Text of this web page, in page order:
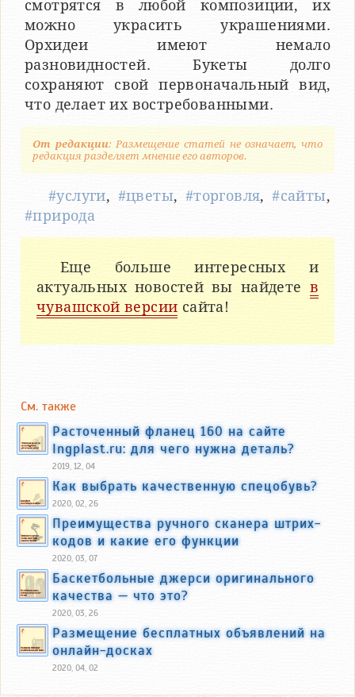
смотрятся в любой композиции, их
можно украсить украшениями.
Орхидеи имеют немало
разновидностей. Букеты долго
сохраняют свой первоначальный вид,
что делает их востребованными.
От редакции: Размещение статей не означает, что
редакция разделяет мнение его авторов.
#услуги, #цветы, #торговля,#сайты,
#природа
Еще больше интересных и
актуальных новостей вы найдете в
чувашской версии сайта!
См. также
Расточенный фланец 160 на сайте
Ingplast.ru: для чего нужна деталь?
2019, 12, 04
Как выбрать качественную спецобувь?
2020, 02, 26
Преимущества ручного сканера штрих-
кодов и какие его функции
2020, 03, 07
Баскетбольные джерси оригинального
качества — что это?
2020, 03, 26
Размещение бесплатных объявлений на
онлайн-досках
2020, 04, 02